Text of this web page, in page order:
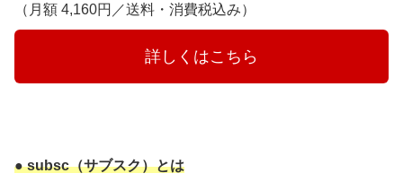
（月額 4,160円／送料・消費税込み）
詳しくはこちら
● subsc（サブスク）とは